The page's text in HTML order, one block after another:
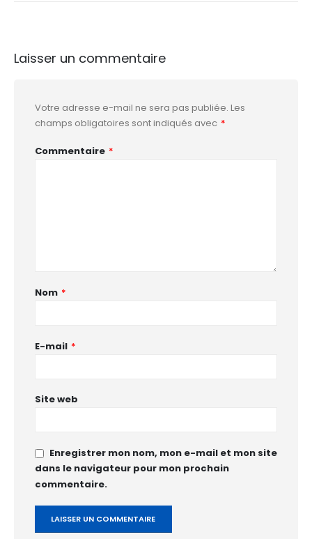
Laisser un commentaire
Votre adresse e-mail ne sera pas publiée. Les
champs obligatoires sont indiqués avec *
Commentaire *
Nom *
E-mail *
Site web
Enregistrer mon nom, mon e-mail et mon site
dans le navigateur pour mon prochain
commentaire.